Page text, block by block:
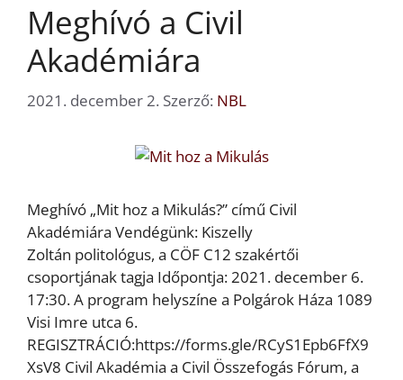
Meghívó a Civil
Akadémiára
2021. december 2. Szerző: NBL
Meghívó „Mit hoz a Mikulás?” című Civil
Akadémiára Vendégünk: Kiszelly
Zoltán politológus, a CÖF C12 szakértői
csoportjának tagja Időpontja: 2021. december 6.
17:30. A program helyszíne a Polgárok Háza 1089
Visi Imre utca 6.
REGISZTRÁCIÓ:https://forms.gle/RCyS1Epb6FfX9
XsV8 Civil Akadémia a Civil Összefogás Fórum, a